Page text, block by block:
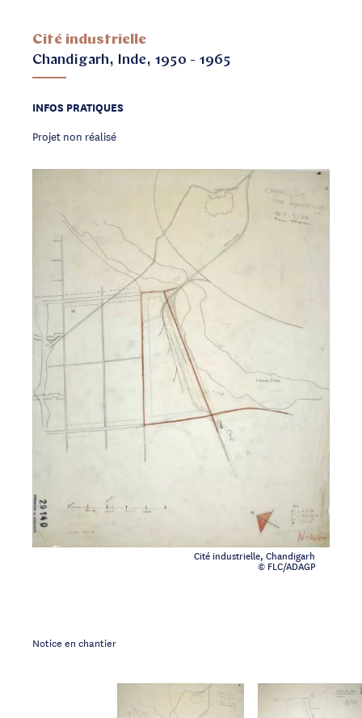
Cité industrielle
Chandigarh, Inde, 1950 - 1965
Cité industrielle, Chandigarh
© FLC/ADAGP
INFOS PRATIQUES
Projet non réalisé
Notice en chantier